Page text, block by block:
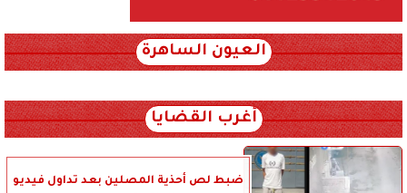
العيون الساهرة
أغرب القضايا
ضبط لص أحذية المصلين بعد تداول فيديو